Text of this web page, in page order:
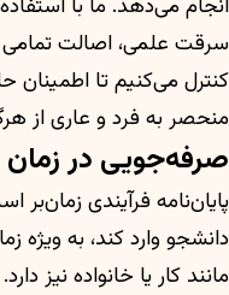
انجام می‌دهد. ما با
سرقت علمی، اصالت تمامی
کنترل می‌کنیم تا اطمینان
منحصر به فرد و عاری از
صرفه‌جویی در
پایان‌نامه فرآیندی زمان‌بر
دانشجو وارد کند، به
مانند کار یا خانواده نیز